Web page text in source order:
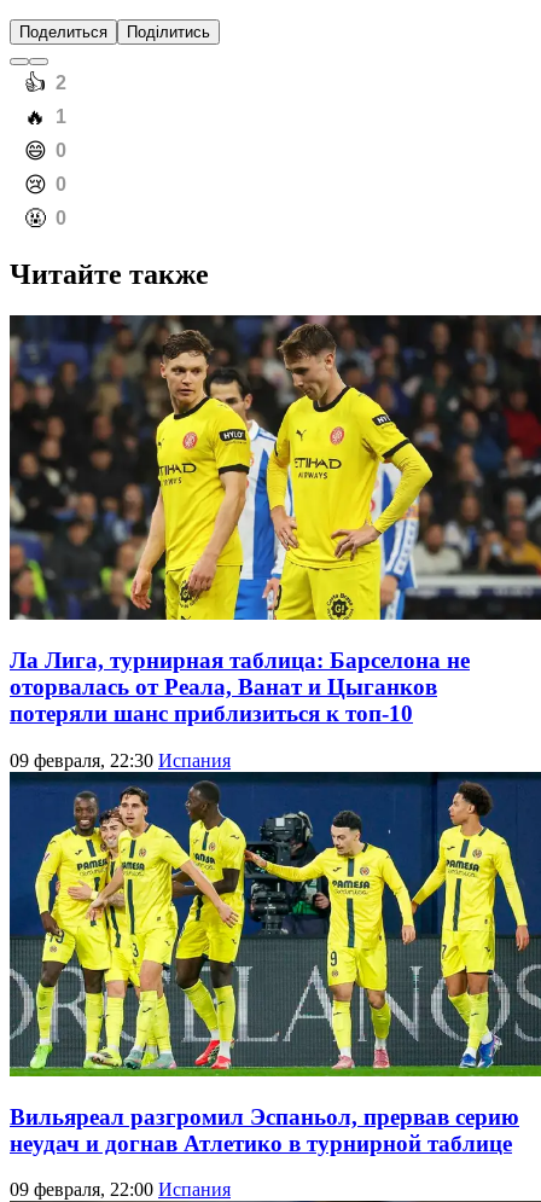
Поделиться Поділитись
️👍 2
️🔥 1
️😄 0
️😢 0
️🤬 0
Читайте также
Ла Лига, турнирная таблица: Барселона не
оторвалась от Реала, Ванат и Цыганков
потеряли шанс приблизиться к топ-10
09 февраля, 22:30 Испания
Вильяреал разгромил Эспаньол, прервав серию
неудач и догнав Атлетико в турнирной таблице
09 февраля, 22:00 Испания